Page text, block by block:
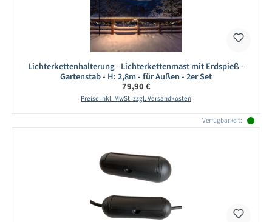
Lichterkettenhalterung - Lichterkettenmast mit Erdspieß -
Gartenstab - H: 2,8m - für Außen - 2er Set
Regulärer Preis:
79,90 €
Preise inkl. MwSt. zzgl. Versandkosten
Verfügbarkeit: